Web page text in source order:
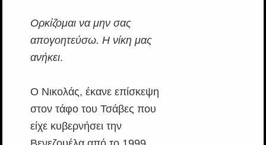
Ορκίζομαι να μην σας
απογοητεύσω. Η νίκη μας
ανήκει.
Ο Νικολάς, έκανε επίσκεψη
στον τάφο του Τσάβες που
είχε κυβερνήσει την